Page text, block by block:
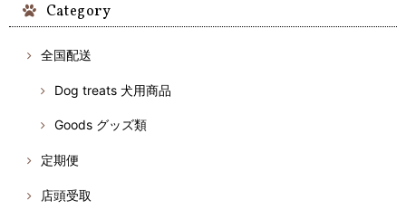
Category
全国配送
Dog treats 犬用商品
Goods グッズ類
定期便
店頭受取